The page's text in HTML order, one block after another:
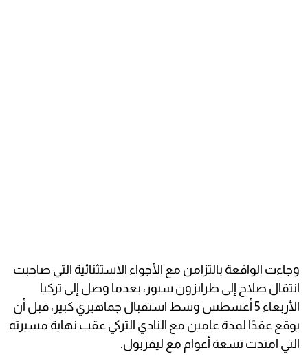
وجاءت الواقعة بالتزامن مع الأجواء الاستثنائية التي صاحبت
انتقال صلاح إلى طرابزون سبور، بعدما وصل إلى تركيا
الأربعاء 5 أغسطس وسط استقبال جماهيري كبير، قبل أن
يوقع عقدًا لمدة عامين مع النادي التركي عقب نهاية مسيرته
التي امتدت تسعة أعوام مع ليفربول.